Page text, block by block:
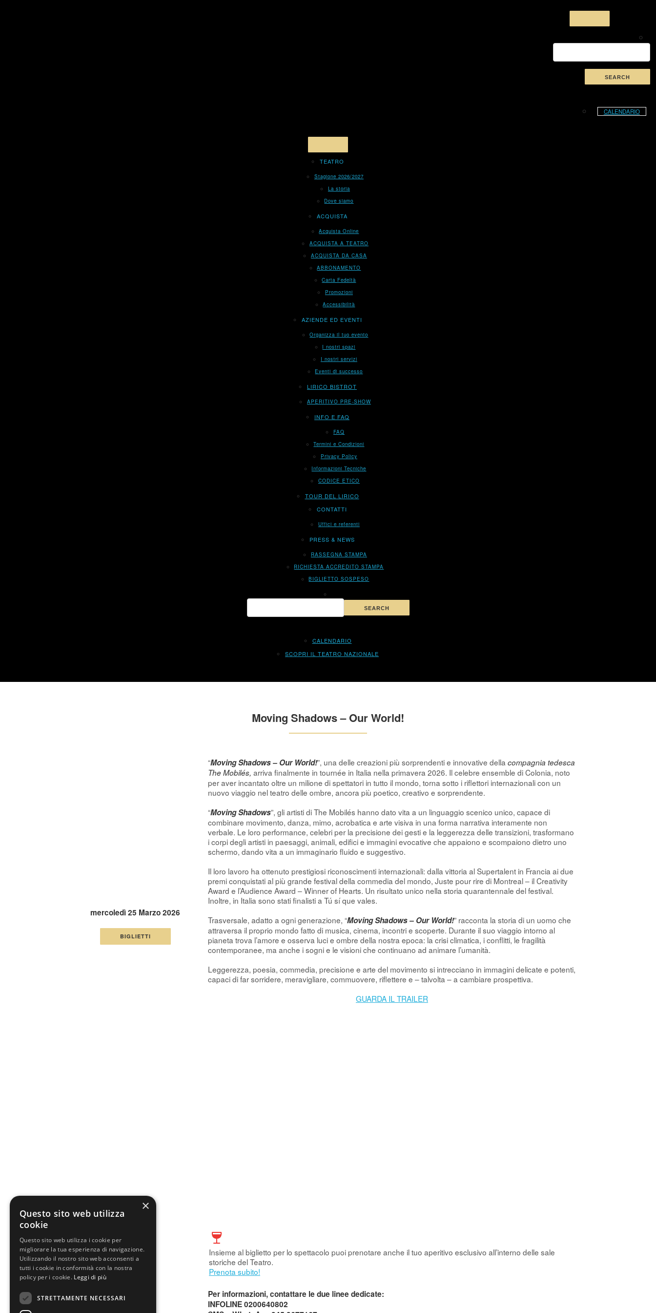
CALENDARIO
TEATRO
Stagione 2026/2027
La storia
Dove siamo
ACQUISTA
Acquista Online
ACQUISTA A TEATRO
ACQUISTA DA CASA
ABBONAMENTO
Carta Fedeltà
Promozioni
Accessibilità
AZIENDE ED EVENTI
Organizza il tuo evento
I nostri spazi
I nostri servizi
Eventi di successo
LIRICO BISTROT
APERITIVO PRE-SHOW
INFO E FAQ
FAQ
Termini e Condizioni
Privacy Policy
Informazioni Tecniche
CODICE ETICO
TOUR DEL LIRICO
CONTATTI
Uffici e referenti
PRESS & NEWS
RASSEGNA STAMPA
RICHIESTA ACCREDITO STAMPA
BIGLIETTO SOSPESO
CALENDARIO
SCOPRI IL TEATRO NAZIONALE
Moving Shadows – Our World!
mercoledì 25 Marzo 2026
BIGLIETTI
“Moving Shadows – Our World!”, una delle creazioni più sorprendenti e innovative della compagnia tedesca
The Mobilés, arriva finalmente in tournée in Italia nella primavera 2026. Il celebre ensemble di Colonia, noto
per aver incantato oltre un milione di spettatori in tutto il mondo, torna sotto i riflettori internazionali con un
nuovo viaggio nel teatro delle ombre, ancora più poetico, creativo e sorprendente.
“Moving Shadows”, gli artisti di The Mobilés hanno dato vita a un linguaggio scenico unico, capace di
combinare movimento, danza, mimo, acrobatica e arte visiva in una forma narrativa interamente non
verbale. Le loro performance, celebri per la precisione dei gesti e la leggerezza delle transizioni, trasformano
i corpi degli artisti in paesaggi, animali, edifici e immagini evocative che appaiono e scompaiono dietro uno
schermo, dando vita a un immaginario fluido e suggestivo.
Il loro lavoro ha ottenuto prestigiosi riconoscimenti internazionali: dalla vittoria al Supertalent in Francia ai due
premi conquistati al più grande festival della commedia del mondo, Juste pour rire di Montreal – il Creativity
Award e l’Audience Award – Winner of Hearts. Un risultato unico nella storia quarantennale del festival.
Inoltre, in Italia sono stati finalisti a Tú sí que vales.
Trasversale, adatto a ogni generazione, “Moving Shadows – Our World!” racconta la storia di un uomo che
attraversa il proprio mondo fatto di musica, cinema, incontri e scoperte. Durante il suo viaggio intorno al
pianeta trova l’amore e osserva luci e ombre della nostra epoca: la crisi climatica, i conflitti, le fragilità
contemporanee, ma anche i sogni e le visioni che continuano ad animare l’umanità.
Leggerezza, poesia, commedia, precisione e arte del movimento si intrecciano in immagini delicate e potenti,
capaci di far sorridere, meravigliare, commuovere, riflettere e – talvolta – a cambiare prospettiva.
GUARDA IL TRAILER
Insieme al biglietto per lo spettacolo puoi prenotare anche il tuo aperitivo esclusivo all’interno delle sale
storiche del Teatro.
Prenota subito!
Per informazioni, contattare le due linee dedicate:
INFOLINE 0200640802
×
Questo sito web utilizza
cookie
Questo sito web utilizza i cookie per
migliorare la tua esperienza di navigazione.
Utilizzando il nostro sito web acconsenti a
tutti i cookie in conformità con la nostra
policy per i cookie. Leggi di più
STRETTAMENTE NECESSARI